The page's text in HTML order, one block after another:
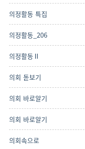
의정활동 특집
의정활동_206
의정활동Ⅱ
의회 돋보기
의회 바로알기
의회 바로알기
의회속으로